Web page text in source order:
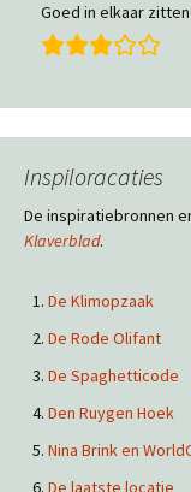
Goed in elkaar
Inspiloracaties
De inspiratiebronnen
Klaverblad.
De Klimopzaak
De Rode Olifant
De Spaghetticode
Den Ruygen Hoek
Nina Brink en
De laatste locatie